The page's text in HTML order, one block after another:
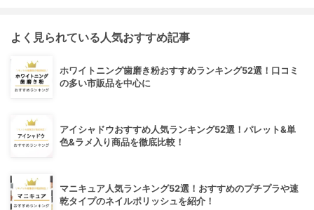
よく見られている人気おすすめ記事
ホワイトニング歯磨き粉おすすめランキング52選！口コミ
の多い市販品を中心に
アイシャドウおすすめ人気ランキング52選！パレット&単
色&ラメ入り商品を徹底比較！
マニキュア人気ランキング52選！おすすめのプチプラや速
乾タイプのネイルポリッシュを紹介！